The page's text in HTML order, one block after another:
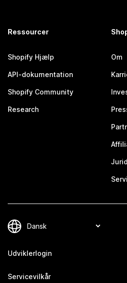
Ressourcer
Shopify Hjælp
API-dokumentation
Shopify Community
Research
Om
Udviklerlogin
Servicevilkår